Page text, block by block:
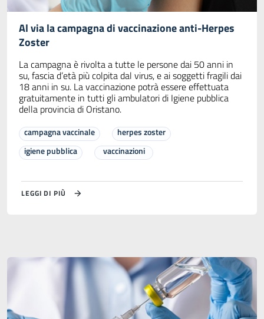
Al via la campagna di vaccinazione anti-Herpes
Zoster
La campagna è rivolta a tutte le persone dai 50 anni in
su, fascia d’età più colpita dal virus, e ai soggetti fragili dai
18 anni in su. La vaccinazione potrà essere effettuata
gratuitamente in tutti gli ambulatori di Igiene pubblica
della provincia di Oristano.
campagna vaccinale
herpes zoster
igiene pubblica
vaccinazioni
LEGGI DI PIÙ